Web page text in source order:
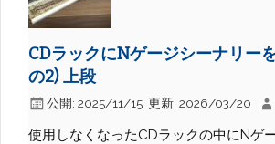
CDラックにNゲージシーナリー
の2) 上段
公開: 2025/11/15 更新: 2026/03/20
使用しなくなったCDラックの中にNゲ